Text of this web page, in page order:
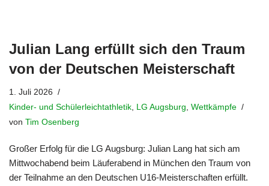
Julian Lang erfüllt sich den Traum
von der Deutschen Meisterschaft
1. Juli 2026
Kinder- und Schülerleichtathletik LG Augsburg Wettkämpfe
von Tim Osenberg
Großer Erfolg für die LG Augsburg: Julian Lang hat sich am
Mittwochabend beim Läuferabend in München den Traum von
der Teilnahme an den Deutschen U16-Meisterschaften erfüllt.